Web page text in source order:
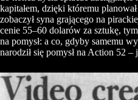
kapitałem, dzięki któremu
zobaczył syna grającego na
cenie 55–60 dolarów za sztukę,
na pomysł: a co, gdyby samemu
narodził się pomysł na Action 52